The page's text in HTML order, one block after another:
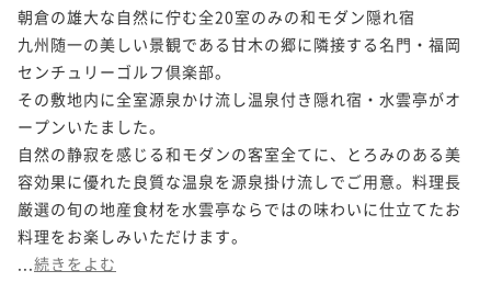
朝倉の雄大な自然に佇む全20室のみの和モダン隠れ宿
九州随一の美しい景観である甘木の郷に隣接する名門・福岡
センチュリーゴルフ倶楽部。
その敷地内に全室源泉かけ流し温泉付き隠れ宿・水雲亭がオ
ープンいたました。
自然の静寂を感じる和モダンの客室全てに、とろみのある美
容効果に優れた良質な温泉を源泉掛け流しでご用意。料理長
厳選の旬の地産食材を水雲亭ならではの味わいに仕立てたお
料理をお楽しみいただけます。
続きをよむ